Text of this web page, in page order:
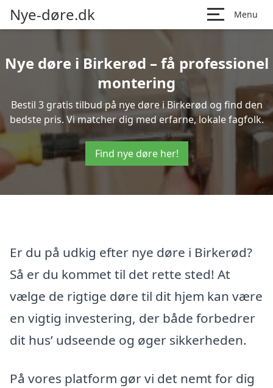
Nye-døre.dk Menu
Nye døre i Birkerød – få professionel
montering
Bestil 3 gratis tilbud på nye døre i Birkerød og find den
bedste pris. Vi matcher dig med erfarne, lokale fagfolk.
Find nye døre her!
Er du på udkig efter nye døre i Birkerød?
Så er du kommet til det rette sted! At
vælge de rigtige døre til dit hjem kan være
en vigtig investering, der både forbedrer
dit hus’ udseende og øger sikkerheden.
På vores platform gør vi det nemt for dig